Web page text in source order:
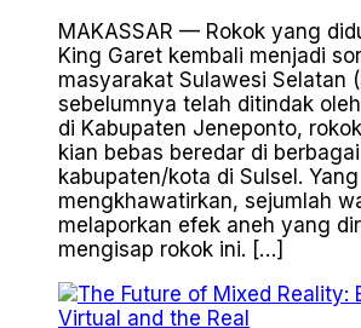
MAKASSAR — Rokok yang
King Garet kembali menjadi
masyarakat Sulawesi Selatan
sebelumnya telah ditindak
di Kabupaten Jeneponto,
kian bebas beredar di
kabupaten/kota di Sulsel. Yang
mengkhawatirkan, sejumlah
melaporkan efek aneh yang
mengisap rokok ini. […]